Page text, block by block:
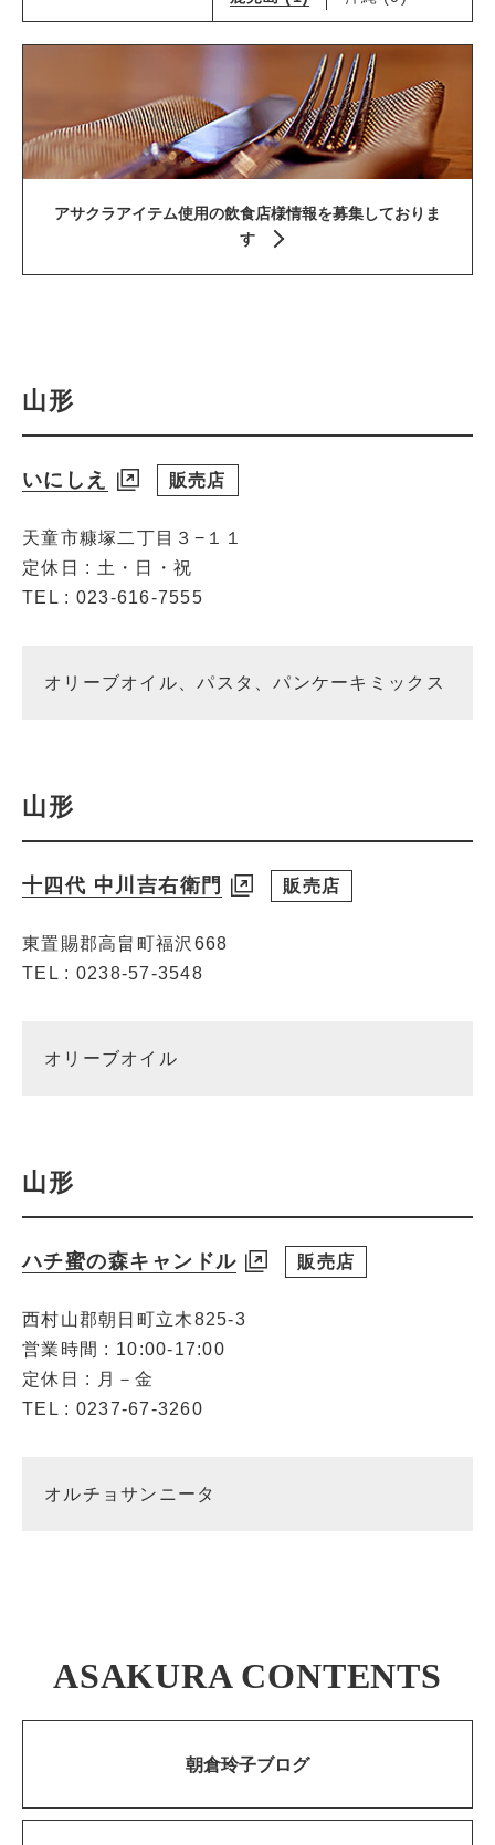
アサクラアイテム使用の飲食店様情報を募集しておりま
す
山形
いにしえ 販売店
天童市糠塚二丁目３−１１
定休日 : 土・日・祝
TEL : 023-616-7555
オリーブオイル、パスタ、パンケーキミックス
山形
十四代 中川吉右衛門 販売店
東置賜郡高畠町福沢668
TEL : 0238-57-3548
オリーブオイル
山形
ハチ蜜の森キャンドル 販売店
西村山郡朝日町立木825-3
営業時間 : 10:00-17:00
定休日 : 月－金
TEL : 0237-67-3260
オルチョサンニータ
ASAKURA CONTENTS
朝倉玲子ブログ